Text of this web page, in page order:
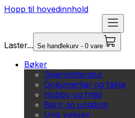
Hopp til hovedinnhold
Laster... Se handlekurv - 0 vare
Bøker
Skjønnlitteratur
Dokumentar og fakta
Hobby og fritid
Barn og ungdom
Ung voksen